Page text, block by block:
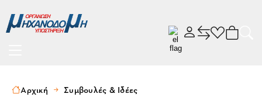
Αρχική Συμβουλές & Ιδέες